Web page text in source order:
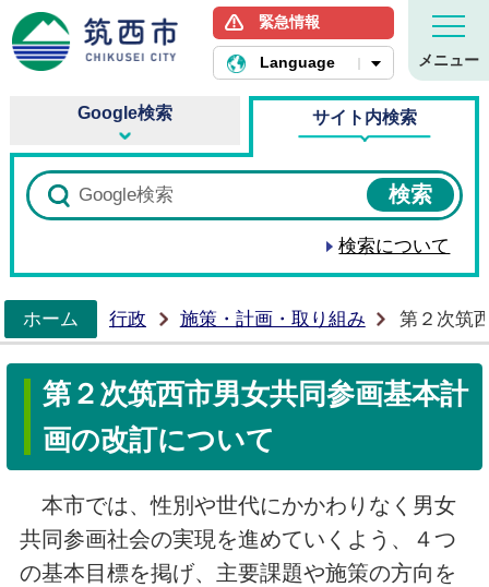
筑西市ホームページ
緊急情報
Language メニュー
Google検索 サイト内検索
検索について
ホーム
行政 施策・計画・取り組み 第２次筑
第２次筑西市男女共同参画基本計
画の改訂について
本市では、性別や世代にかかわりなく男女
共同参画社会の実現を進めていくよう、４つ
の基本目標を掲げ、主要課題や施策の方向を